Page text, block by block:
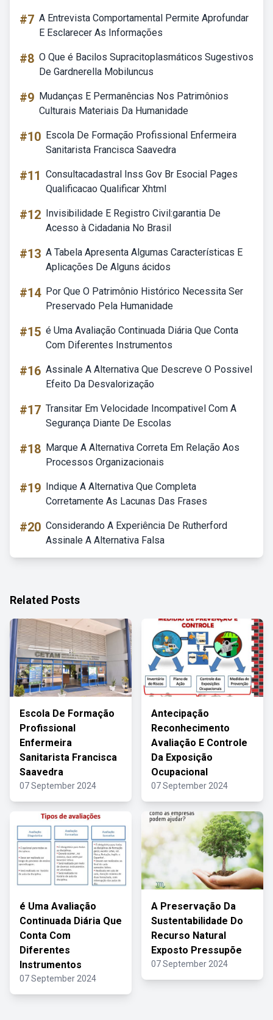
#7 A Entrevista Comportamental Permite Aprofundar
E Esclarecer As Informações
#8 O Que é Bacilos Supracitoplasmáticos Sugestivos
De Gardnerella Mobiluncus
#9 Mudanças E Permanências Nos Patrimônios
Culturais Materiais Da Humanidade
#10 Escola De Formação Profissional Enfermeira
Sanitarista Francisca Saavedra
#11 Consultacadastral Inss Gov Br Esocial Pages
Qualificacao Qualificar Xhtml
#12 Invisibilidade E Registro Civil:garantia De
Acesso à Cidadania No Brasil
#13 A Tabela Apresenta Algumas Características E
Aplicações De Alguns ácidos
#14 Por Que O Patrimônio Histórico Necessita Ser
Preservado Pela Humanidade
#15 é Uma Avaliação Continuada Diária Que Conta
Com Diferentes Instrumentos
#16 Assinale A Alternativa Que Descreve O Possivel
Efeito Da Desvalorização
#17 Transitar Em Velocidade Incompativel Com A
Segurança Diante De Escolas
#18 Marque A Alternativa Correta Em Relação Aos
Processos Organizacionais
#19 Indique A Alternativa Que Completa
Corretamente As Lacunas Das Frases
#20 Considerando A Experiência De Rutherford
Assinale A Alternativa Falsa
Related Posts
Escola De Formação
Profissional
Enfermeira
Sanitarista Francisca
Saavedra
07 September 2024
Antecipação
Reconhecimento
Avaliação E Controle
Da Exposição
Ocupacional
07 September 2024
é Uma Avaliação
Continuada Diária Que
Conta Com
Diferentes
Instrumentos
07 September 2024
A Preservação Da
Sustentabilidade Do
Recurso Natural
Exposto Pressupõe
07 September 2024